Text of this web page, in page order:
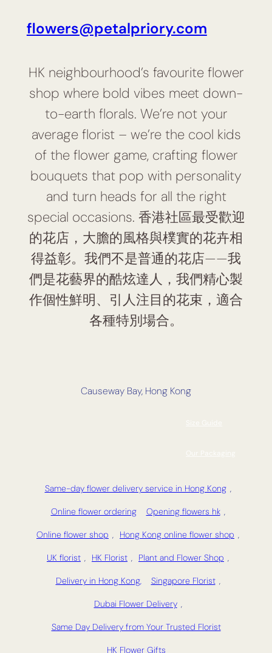
flowers@petalpriory.com
HK neighbourhood’s favourite flower
shop where bold vibes meet down-
to-earth florals. We’re not your
average florist – we’re the cool kids
of the flower game, crafting flower
bouquets that pop with personality
and turn heads for all the right
special occasions. 香港社區最受歡迎
的花店，大膽的風格與樸實的花卉相
得益彰。我們不是普通的花店——我
們是花藝界的酷炫達人，我們精心製
作個性鮮明、引人注目的花束，適合
各種特別場合。
Causeway Bay, Hong Kong
Same-day flower delivery service in Hong Kong ,
Online flower ordering Opening flowers hk ,
Online flower shop , Hong Kong online flower shop ,
UK florist , HK Florist , Plant and Flower Shop ,
Delivery in Hong Kong, Singapore Florist ,
Dubai Flower Delivery ,
Same Day Delivery from Your Trusted Florist
HK Flower Gifts